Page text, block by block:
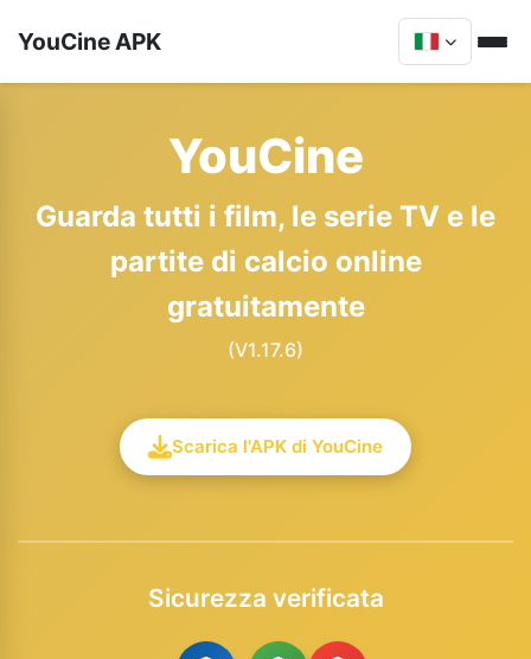
YouCine APK
YouCine
Guarda tutti i film, le serie TV e le
partite di calcio online
gratuitamente
(V1.17.6)
Scarica l'APK di YouCine
Sicurezza verificata